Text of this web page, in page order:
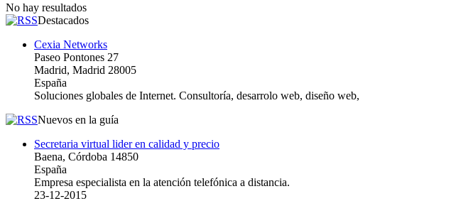
No hay resultados
Destacados
Cexia Networks
Paseo Pontones 27
Madrid, Madrid 28005
España
Soluciones globales de Internet. Consultoría, desarrolo web, diseño web,
Nuevos en la guía
Secretaria virtual lider en calidad y precio
Baena, Córdoba 14850
España
Empresa especialista en la atención telefónica a distancia.
23-12-2015